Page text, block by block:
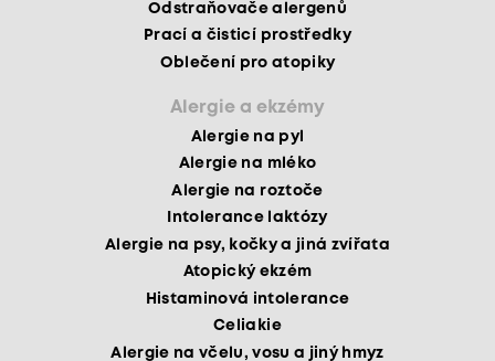
Odstraňovače alergenů
Prací a čisticí prostředky
Oblečení pro atopiky
Alergie a ekzémy
Alergie na pyl
Alergie na mléko
Alergie na roztoče
Intolerance laktózy
Alergie na psy, kočky a jiná zvířata
Atopický ekzém
Histaminová intolerance
Celiakie
Alergie na včelu, vosu a jiný hmyz